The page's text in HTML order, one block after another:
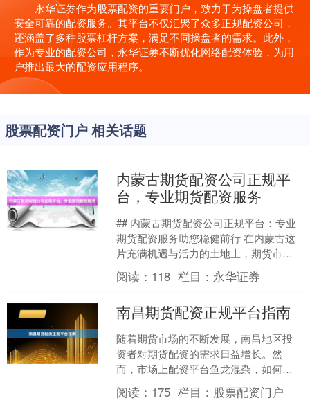
永华证券作为股票配资的重要门户，致力于为操盘者提供
安全可靠的配资服务。其平台不仅汇聚了众多正规配资公司，
还涵盖了多种股票杠杆方案，满足不同操盘者的需求。此外，
作为专业的配资公司，永华证券不断优化网络配资体验，为用
户推出最大的配资应用程序。
股票配资门户 相关话题
内蒙古期货配资公司正规平
台，专业期货配资服务
## 内蒙古期货配资公司正规平台：专业
期货配资服务助您稳健前行 在内蒙古这
片充满机遇与活力的土地上，期货市场
正吸引着越来越多投资者的目光。随着
市场参与度的提升，....
阅读： 118 栏目： 永华证券
南昌期货配资正规平台指南
随着期货市场的不断发展，南昌地区投
资者对期货配资的需求日益增长。然
而，市场上配资平台鱼龙混杂，如何辨
别正规平台成为投资者最关心的问题。
本文将为您提供一份实用的南....
阅读： 175 栏目： 股票配资门户